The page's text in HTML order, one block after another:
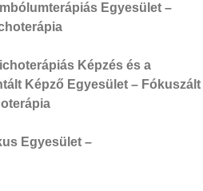
Egyesület –
Képzés és a
Képző Egyesület – Fókuszált
Egyesület –